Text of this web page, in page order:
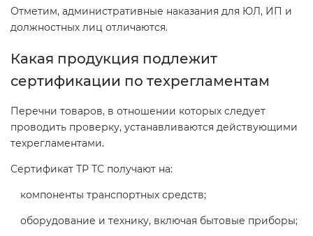
Отметим, административные наказания для ЮЛ, ИП и
должностных лиц отличаются.
Какая продукция подлежит
сертификации по техрегламентам
Перечни товаров, в отношении которых следует
проводить проверку, устанавливаются действующими
техрегламентами.
Сертификат ТР ТС получают на:
компоненты транспортных средств;
оборудование и технику, включая бытовые приборы;